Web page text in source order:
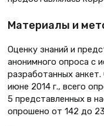
Материалы и
Оценку знаний и
анонимного опроса с
разработанных
июне 2014 г., всего
5 представленных в
опрошено от 142 до